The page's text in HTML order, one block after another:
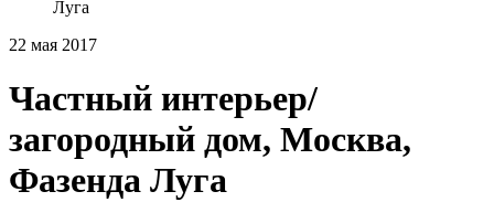
Луга
22 мая 2017
Частный интерьер/
загородный дом, Москва,
Фазенда Луга